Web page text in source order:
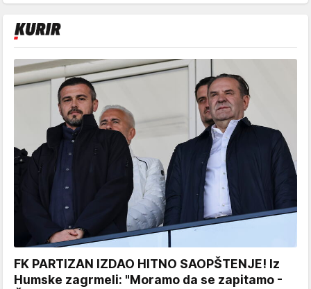
FK PARTIZAN IZDAO HITNO SAOPŠTENJE! Iz
Humske zagrmeli: "Moramo da se zapitamo -